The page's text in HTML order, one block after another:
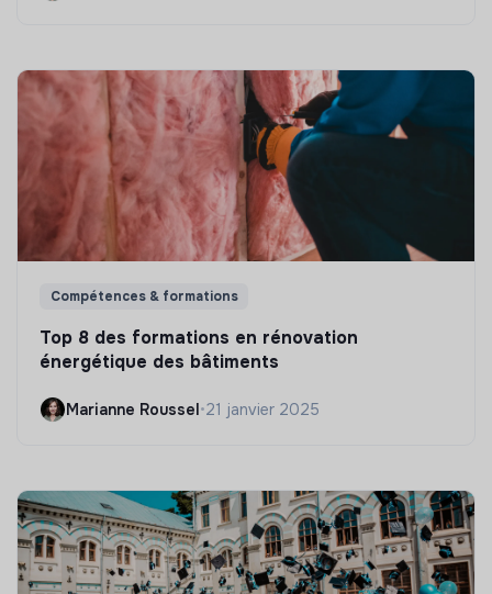
Compétences & formations
Top 8 des formations en rénovation
énergétique des bâtiments
Marianne Roussel•21 janvier 2025